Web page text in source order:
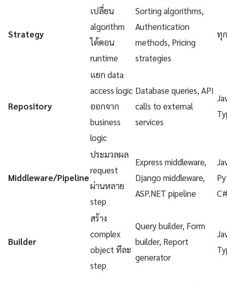
Strategy
เปลี่ยน
algorithm
ได้ตอน
runtime
Sorting algorithms,
Authentication
methods, Pricing
strategies
ทุ
Repository
แยก data
access logic
ออกจาก
business
logic
Database queries, API
calls to external
services
Middleware/Pipeline
ประมวลผล
request
ผ่านหลาย
step
Express middleware,
Django middleware,
ASP.NET pipeline
Builder
สร้าง
complex
object ทีละ
step
Query builder, Form
builder, Report
generator